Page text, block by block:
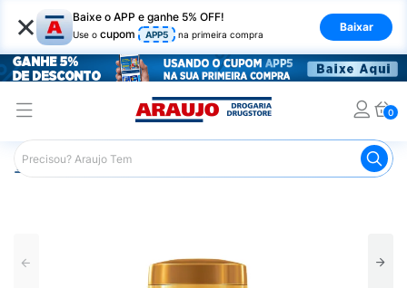
× Baixe o APP e ganhe 5% OFF!
Use o cupom APP5 na primeira compra
Baixar
0
Araujo Cabelo Creme de